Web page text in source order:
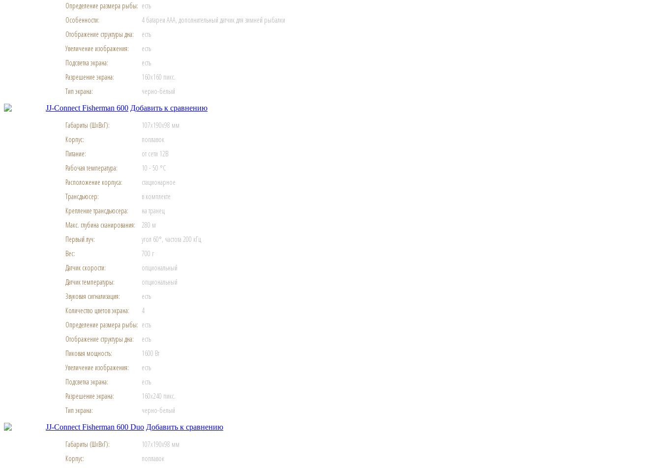
Определение размера рыбы: есть
Особенности:
4 батареи ААА, дополнительный датчик для зимней рыбалки
Отображение структуры дна:
есть
Увеличение изображения:
есть
Подсветка экрана:
есть
Разрешение экрана:
160x160 пикс.
Тип экрана:
черно-белый
JJ-Connect Fisherman 600 Добавить к сравнению
Габариты (ШхВхГ):
107x190x98 мм
Корпус:
поплавок
Питание:
от сети 12В
Рабочая температура:
10 - 50 °C
Расположение корпуса:
стационарное
Трансдьюсер:
в комплекте
Крепление трансдьюсера:
на транец
Макс. глубина сканирования:
280 м
Первый луч:
угол 60°, частота 200 кГц
Вес:
700 г
Датчик скорости:
опциональный
Датчик температуры:
опциональный
Звуковая сигнализация:
есть
Количество цветов экрана:
4
Определение размера рыбы: есть
Отображение структуры дна:
есть
Пиковая мощность:
1600 Вт
Увеличение изображения:
есть
Подсветка экрана:
есть
Разрешение экрана:
160x240 пикс.
Тип экрана:
черно-белый
JJ-Connect Fisherman 600 Duo Добавить к сравнению
Габариты (ШхВхГ):
107x190x98 мм
Корпус:
поплавок